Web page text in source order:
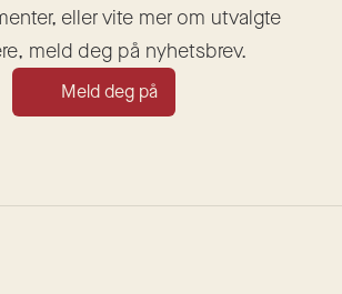
eller vite mer om utvalgte
meld deg på nyhetsbrev.
Meld deg på